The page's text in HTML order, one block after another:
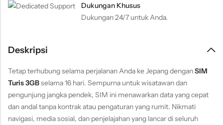
Dukungan Khusus
Dukungan 24/7 untuk Anda.
Deskripsi
Tetap terhubung selama perjalanan Anda ke Jepang denganSIM
Turis 3GBselama 16 hari. Sempurna untuk wisatawan dan
pengunjung jangka pendek, SIM ini menawarkan data yang cepat
dan andal tanpa kontrak atau pengaturan yang rumit. Nikmati
navigasi, media sosial, dan penjelajahan yang lancar di seluruh